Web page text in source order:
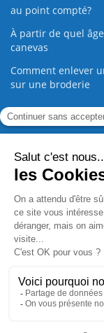
au point compté?
À partir de quel
canevas
Comment enlever
sur une broderie
Guide de la
Commande Papier
2008 -